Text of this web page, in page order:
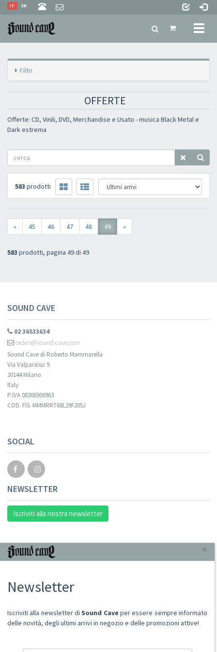
EN
IT
Filtri
OFFERTE
Offerte: CD, Vinili, DVD, Merchandise e Usato - musica Black Metal e
Dark estrema
583 prodotti
« 45 46 47 48 49 »
583 prodotti, pagina 49 di 49
SOUND CAVE
02 36533634
orders@sound-cave.com
Sound Cave di Roberto Mammarella
Via Valparaiso 9
20144 Milano
Italy
P.IVA 08306900963
COD. FIS. MMMRRT68L29F205J
SOCIAL
NEWSLETTER
Iscriviti alla nostra newsletter
INFORMAZIONI
Punto Vendita
Spese postali
Domande Comuni
Ritiro merce in sede
×
Newsletter
Iscriviti alla newsletter diSound Cave per essere sempre informato
delle novità, degli ultimi arrivi in negozio e delle promozioni attive!